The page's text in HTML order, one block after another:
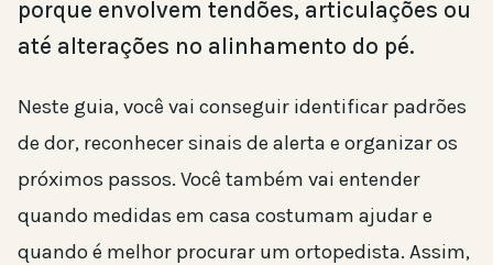
porque envolvem tendões, articulações ou
até alterações no alinhamento do pé.
Neste guia, você vai conseguir identificar padrões
de dor, reconhecer sinais de alerta e organizar os
próximos passos. Você também vai entender
quando medidas em casa costumam ajudar e
quando é melhor procurar um ortopedista. Assim,